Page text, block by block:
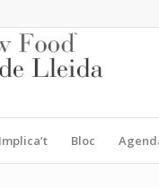
Implica’t Bloc